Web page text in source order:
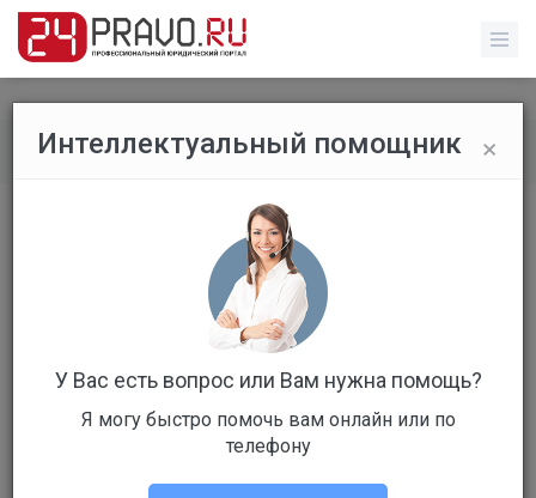
Все вопросы / Без указания категории
Вопрос уже решен
×
Интеллектуальный помощник
У Вас есть вопрос или Вам нужна помощь?
Я могу быстро помочь вам онлайн или по
телефону